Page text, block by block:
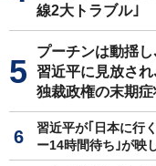
線2大トラブル｣
プーチンは動揺
習近平に見放さ
独裁政権の末期症
習近平が｢日本に行
ー14時間待ち｣が映